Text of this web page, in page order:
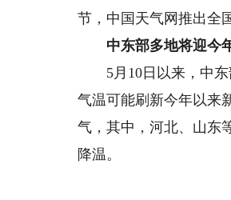
节，中国天气网推出全
中东部多地将迎今
5月10日以来，中东
气温可能刷新今年以来
气，其中，河北、山东
降温。